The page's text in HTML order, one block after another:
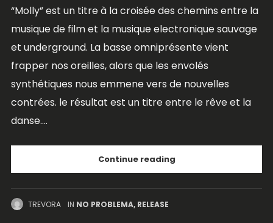
“Molly” est un titre à la croisée des chemins entre la
musique de film et la musique electronique sauvage
et underground. La basse omniprésente vient
frapper nos oreilles, alors que les envolés
synthétiques nous emmene vers de nouvelles
contrées. le résultat est un titre entre le rêve et la
danse....
Continue reading
TREVORA IN NO PROBLEMA, RELEASE